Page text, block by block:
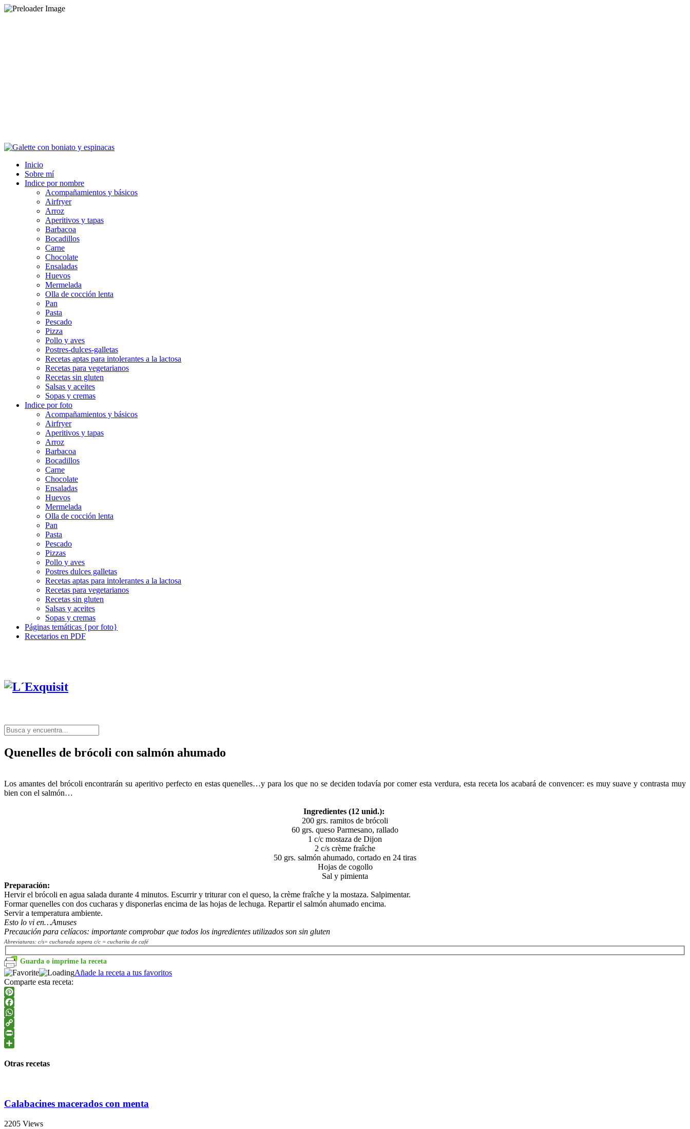
Inicio
Sobre mí
Indice por nombre
Acompañamientos y básicos
Airfryer
Arroz
Aperitivos y tapas
Barbacoa
Bocadillos
Carne
Chocolate
Ensaladas
Huevos
Mermelada
Olla de cocción lenta
Pan
Pasta
Pescado
Pizza
Pollo y aves
Postres-dulces-galletas
Recetas aptas para intolerantes a la lactosa
Recetas para vegetarianos
Recetas sin gluten
Salsas y aceites
Sopas y cremas
Indice por foto
Acompañamientos y básicos
Airfryer
Aperitivos y tapas
Arroz
Barbacoa
Bocadillos
Carne
Chocolate
Ensaladas
Huevos
Mermelada
Olla de cocción lenta
Pan
Pasta
Pescado
Pizzas
Pollo y aves
Postres dulces galletas
Recetas aptas para intolerantes a la lactosa
Recetas para vegetarianos
Recetas sin gluten
Salsas y aceites
Sopas y cremas
Páginas temáticas {por foto}
Recetarios en PDF
Quenelles de brócoli con salmón ahumado
Los amantes del brócoli encontrarán su aperitivo perfecto en estas quenelles…y para los que no se deciden todavía por comer esta verdura, esta receta los acabará de convencer: es muy suave y contrasta muy
bien con el salmón…
Ingredientes (12 unid.):
200 grs. ramitos de brócoli
60 grs. queso Parmesano, rallado
1 c/c mostaza de Dijon
2 c/s crème fraîche
50 grs. salmón ahumado, cortado en 24 tiras
Hojas de cogollo
Sal y pimienta
Preparación:
Hervir el brócoli en agua salada durante 4 minutos. Escurrir y triturar con el queso, la crème fraîche y la mostaza. Salpimentar.
Formar quenelles con dos cucharas y disponerlas encima de las hojas de lechuga. Repartir el salmón ahumado encima.
Servir a temperatura ambiente.
Esto lo vi en…Amuses
Precaución para celíacos: importante comprobar que todos los ingredientes utilizados son sin gluten
Abreviaturas: c/s= cucharada sopera c/c = cucharita de café
Guarda o imprime la receta
Añade la receta a tus favoritos
Comparte esta receta:
Pinterest
Facebook
WhatsApp
Copy
Link
PrintFriendly
Otras recetas
Calabacines macerados con menta
2205 Views